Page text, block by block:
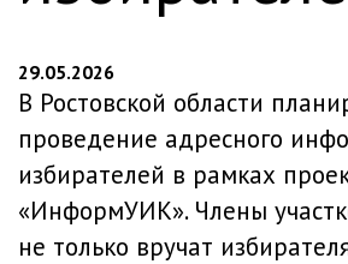
29.05.2026
В Ростовской области
проведение адресного
избирателей в рамках
«ИнформУИК». Члены
не только вручат